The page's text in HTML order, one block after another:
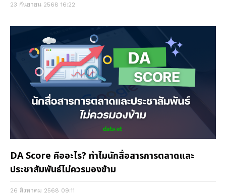
23 กันยายน 2568 16:22
DA Score คืออะไร? ทำไมนักสื่อสารการตลาดและ
ประชาสัมพันธ์ไม่ควรมองข้าม
26 สิงหาคม 2568 09:11